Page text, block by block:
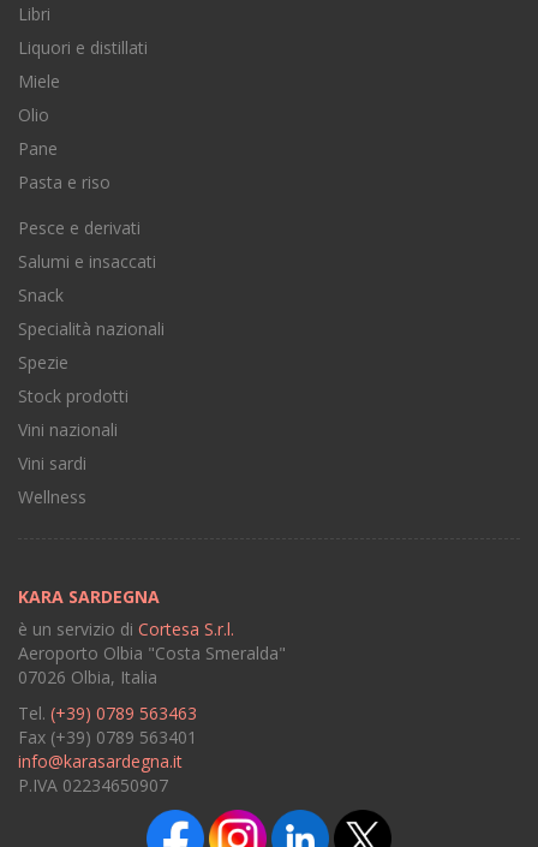
Libri
Liquori e distillati
Miele
Olio
Pane
Pasta e riso
Pesce e derivati
Salumi e insaccati
Snack
Specialità nazionali
Spezie
Stock prodotti
Vini nazionali
Vini sardi
Wellness
KARA SARDEGNA
è un servizio di Cortesa S.r.l.
Aeroporto Olbia "Costa Smeralda"
07026 Olbia, Italia
Tel. (+39) 0789 563463
Fax (+39) 0789 563401
info@karasardegna.it
P.IVA 02234650907